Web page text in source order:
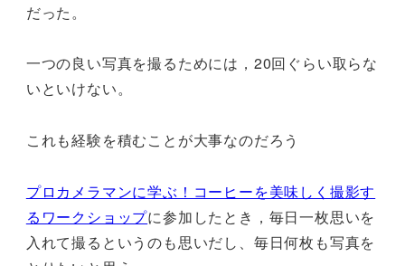
だった。
一つの良い写真を撮るためには，20回ぐらい取らな
いといけない。
これも経験を積むことが大事なのだろう
プロカメラマンに学ぶ！コーヒーを美味しく撮影す
るワークショップに参加したとき，毎日一枚思いを
入れて撮るというのも思いだし、毎日何枚も写真を